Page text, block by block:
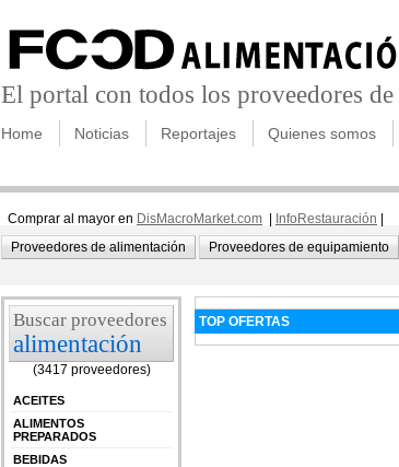
El portal con todos los proveedores de
Home Noticias Reportajes Quienes somos
Comprar al mayor en DisMacroMarket.com InfoRestauración
Proveedores de alimentación
Proveedores de equipamiento
Buscar proveedores
alimentación
(3417 proveedores)
ACEITES
ALIMENTOS
PREPARADOS
BEBIDAS
TOP OFERTAS